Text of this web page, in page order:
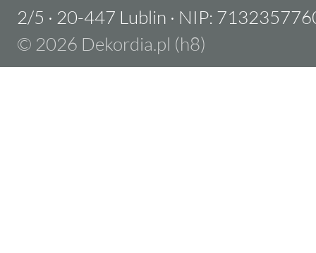
2/5 · 20-447 Lublin · NIP:
© 2026 Dekordia.pl (h8)